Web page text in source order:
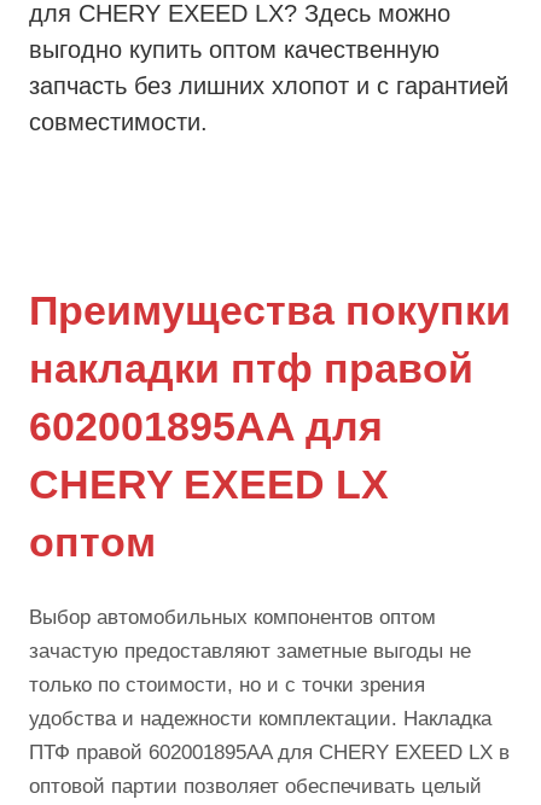
для CHERY EXEED LX? Здесь можно
выгодно купить оптом качественную
запчасть без лишних хлопот и с гарантией
совместимости.
Преимущества покупки
накладки птф правой
602001895AA для
CHERY EXEED LX
оптом
Выбор автомобильных компонентов оптом
зачастую предоставляют заметные выгоды не
только по стоимости, но и с точки зрения
удобства и надежности комплектации. Накладка
ПТФ правой 602001895AA для CHERY EXEED LX в
оптовой партии позволяет обеспечивать целый